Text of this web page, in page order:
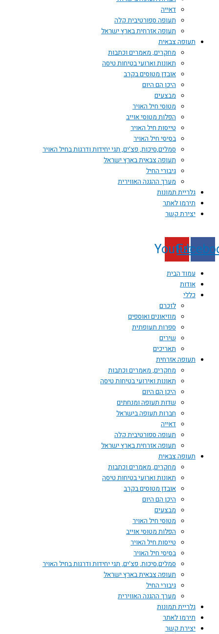
דאייה
תעופה ספורטיבית קלה
תעופה אזרחית בארץ ישראל
תעופה צבאית
מחקרים, מאמרים וכתבות
תאונות וארועי בטיחות טיסה
אובדן מטוסים בקרב
היכן הם היום
מבצעים
מטוסי חיל האויר
הפלות מטוסי אוייב
טייסות חיל האויר
בסיסי חיל האויר
סמלים,סיכות, פצ'ים, תגי יחידות ודרגות בחיל האויר
תעופה צבאית בארץ ישראל
גיבורי החיל
מערך ההגנה האווירית
גלריית תמונות
תירמו לאתר
יצירת קשר
Youtube
עמוד הבית
אודות
כללי
לזכרם
מוזיאונים ואוספים
ספרות תעופתית
שירים
תאריכים
תעופה אזרחית
מחקרים, מאמרים וכתבות
תאונות ואירועי בטיחות טיסה
היכן הם היום
שדות תעופה ומנחתים
חברות תעופה בישראל
דאייה
תעופה ספורטיבית קלה
תעופה אזרחית בארץ ישראל
תעופה צבאית
מחקרים, מאמרים וכתבות
תאונות וארועי בטיחות טיסה
אובדן מטוסים בקרב
היכן הם היום
מבצעים
מטוסי חיל האויר
הפלות מטוסי אוייב
טייסות חיל האויר
בסיסי חיל האויר
סמלים,סיכות, פצ'ים, תגי יחידות ודרגות בחיל האויר
תעופה צבאית בארץ ישראל
גיבורי החיל
מערך ההגנה האווירית
גלריית תמונות
תירמו לאתר
יצירת קשר